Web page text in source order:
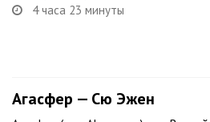
4 часа 23 минуты
Агасфер — Сю Эжен